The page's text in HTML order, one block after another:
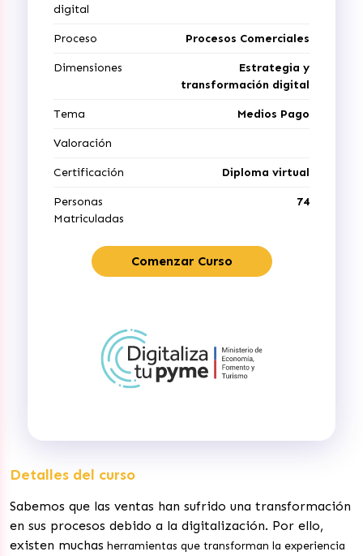
digital
Proceso Procesos Comerciales
Dimensiones
Estrategia y
transformación digital
Tema Medios Pago
Valoración
Certificación Diploma virtual
Personas
Matriculadas
74
Comenzar Curso
Detalles del curso
Sabemos que las ventas han sufrido una transformación
en sus procesos debido a la digitalización. Por ello,
existen muchas herramientas que transforman la experiencia